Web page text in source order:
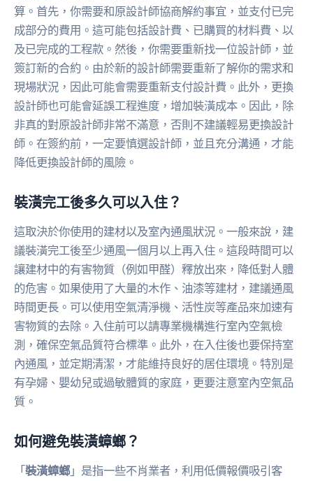
算。首先，你需要和原設計師協商解約事宜，並支付已完
成部分的費用。這可能包括設計費、已購買的材料費、以
及已完成的工程款。然後，你需要重新找一位設計師，並
簽訂新的合約。由於新的設計師需要重新了解你的需求和
現場狀況，因此可能會需要重新支付設計費。此外，更換
設計師也可能會延誤工程進度，增加裝潢成本。因此，除
非真的對原設計師非常不滿意，否則不建議輕易更換設計
師。在簽約前，一定要慎選設計師，並且充分溝通，才能
降低更換設計師的風險。
裝潢完工後多久可以入住？
這取決於你使用的建材以及室內通風狀況。一般來說，建
議裝潢完工後至少通風一個月以上再入住。這段時間可以
讓建材中的有害物質（例如甲醛）釋放出來，降低對人體
的危害。如果使用了大量的木作、油漆等建材，建議通風
時間更長。可以使用空氣清淨機、活性炭等產品來加速有
害物質的去除。入住前可以請專業機構進行室內空氣檢
測，確保空氣品質符合標準。此外，在入住後也要保持室
內通風，並定期清潔，才能維持良好的居住環境。特別是
有孕婦、嬰幼兒或過敏體質的家庭，更要注意室內空氣品
質。
如何避免裝潢蟑螂？
「裝潢蟑螂」是指一些不肖業者，利用低價報價吸引客